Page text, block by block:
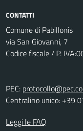
CONTATTI
Comune di Pabillonis
via San Giovanni, 7
Codice fiscale / P.
PEC:
Centralino unico: +39
Leggi le FAQ